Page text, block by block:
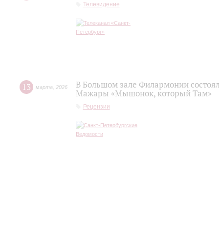
Телевидение
13 марта 2026
В Большом зале Филармонии
Мажары «Мышонок, который Там»
Рецензии